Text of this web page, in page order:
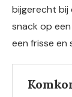
bijgerecht bij
snack op
een frisse en